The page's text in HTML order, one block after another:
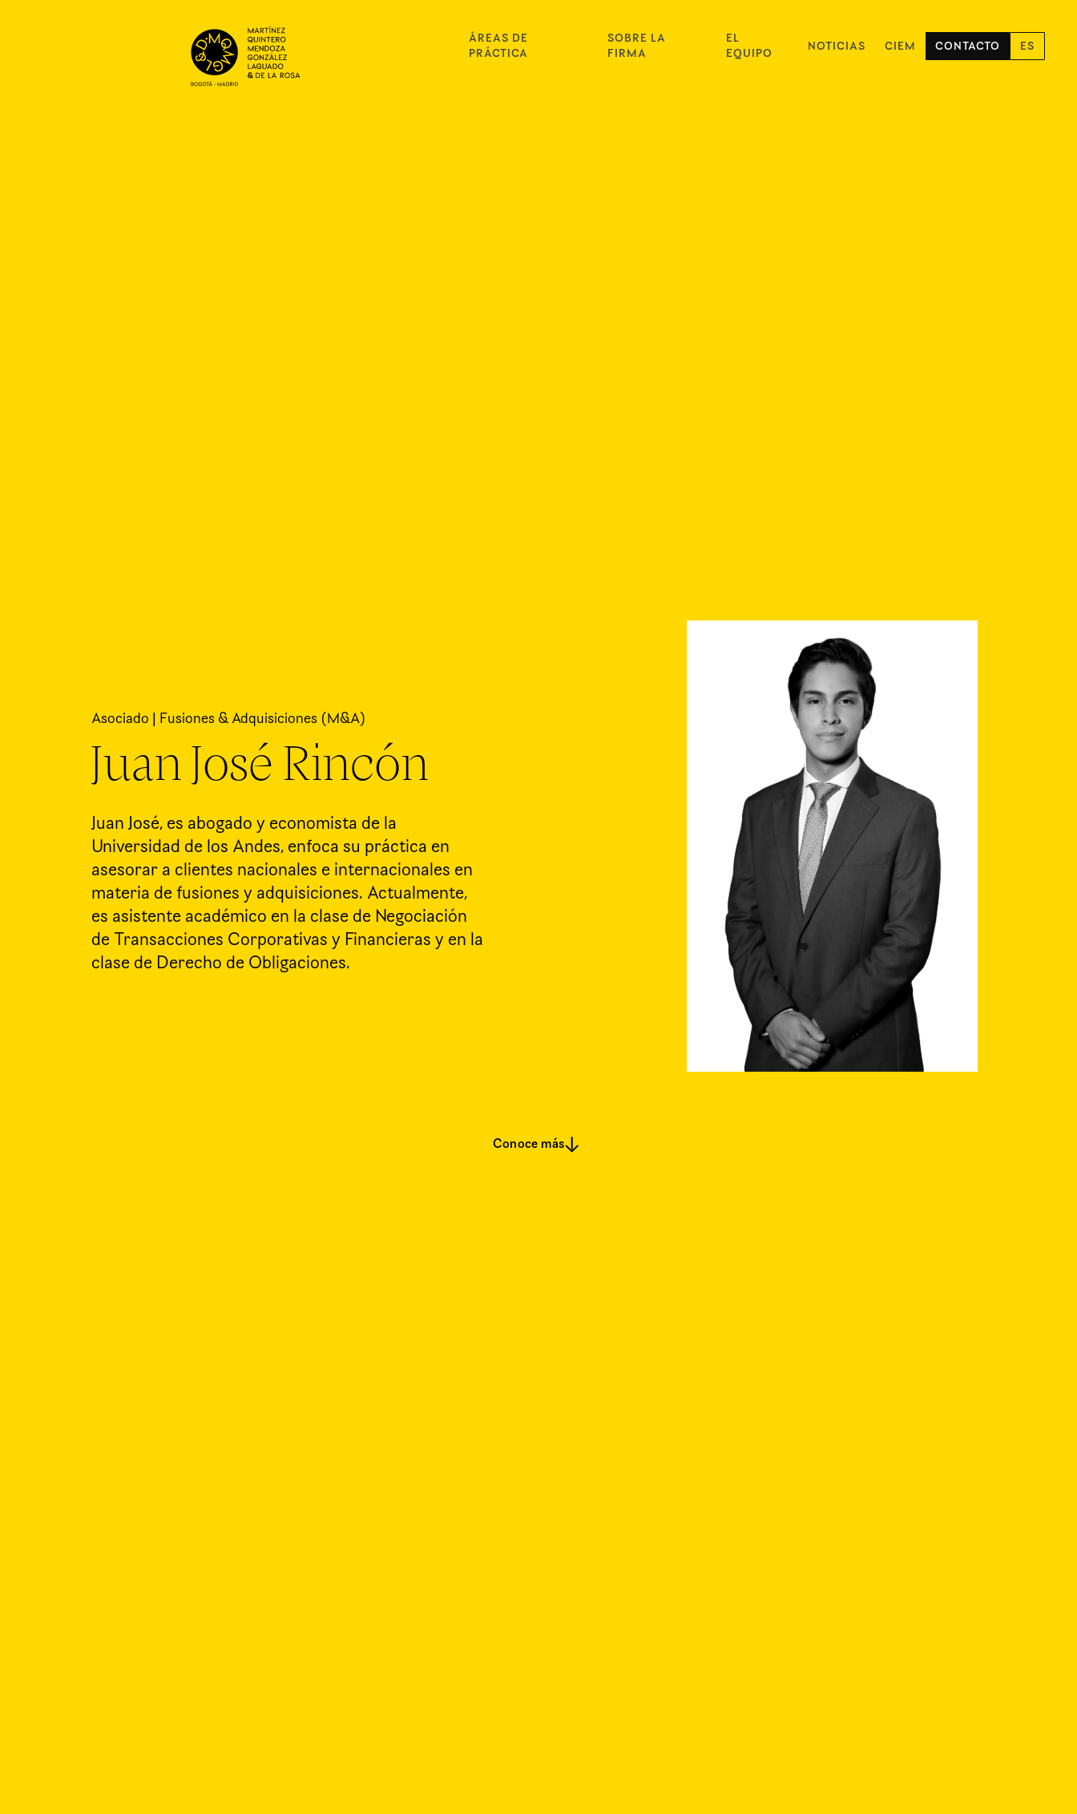
ÁREAS DE
PRÁCTICA
SOBRE LA
FIRMA
EL
EQUIPO
NOTICIAS CIEM CONTACTO ES
Asociado | Fusiones & Adquisiciones (M&A)
Juan José Rincón
Juan José, es abogado y economista de la
Universidad de los Andes, enfoca su práctica en
asesorar a clientes nacionales e internacionales en
materia de fusiones y adquisiciones. Actualmente,
es asistente académico en la clase de Negociación
de Transacciones Corporativas y Financieras y en la
clase de Derecho de Obligaciones.
Conoce más